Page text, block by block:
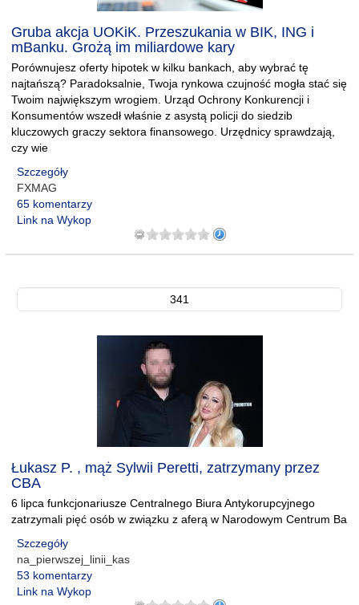
Gruba akcja UOKiK. Przeszukania w BIK, ING i
mBanku. Grożą im miliardowe kary
Porównujesz oferty hipotek w kilku bankach, aby wybrać tę
najtańszą? Paradoksalnie, Twoja rynkowa czujność mogła stać się
Twoim największym wrogiem. Urząd Ochrony Konkurencji i
Konsumentów wszedł właśnie z asystą policji do siedzib
kluczowych graczy sektora finansowego. Urzędnicy sprawdzają,
czy wie
Szczegóły
FXMAG
65 komentarzy
Link na Wykop
341
Łukasz P. , mąż Sylwii Peretti, zatrzymany przez
CBA
6 lipca funkcjonariusze Centralnego Biura Antykorupcyjnego
zatrzymali pięć osób w związku z aferą w Narodowym Centrum Ba
Szczegóły
na_pierwszej_linii_kas
53 komentarzy
Link na Wykop